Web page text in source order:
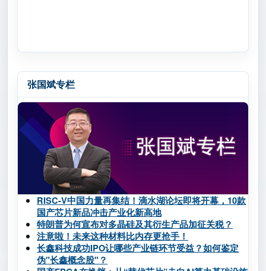
张国斌专栏
RISC-V中国力量再集结！滴水湖论坛即将开幕，10款
国产芯片新品冲击产业化新高地
特朗普为何宣布对多晶硅及其衍生产品加征关税？
注意啦！未来这种材料比内存更抢手！
长鑫科技成功IPO让哪些产业链环节受益？如何鉴定
伪"长鑫概念股"？